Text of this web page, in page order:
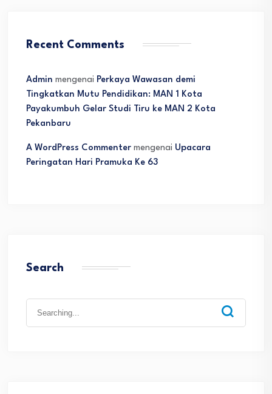
Recent Comments
Admin mengenai Perkaya Wawasan demi
Tingkatkan Mutu Pendidikan: MAN 1 Kota
Payakumbuh Gelar Studi Tiru ke MAN 2 Kota
Pekanbaru
A WordPress Commenter mengenai Upacara
Peringatan Hari Pramuka Ke 63
Search